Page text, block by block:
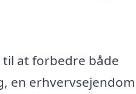
til at forbedre både
en erhvervsejendom